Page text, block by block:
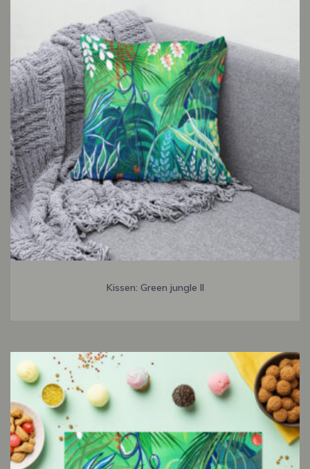
Kissen: Green jungle II